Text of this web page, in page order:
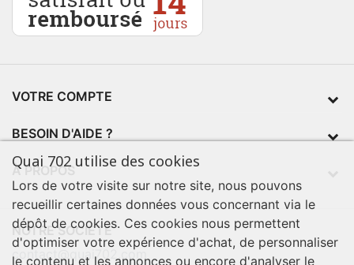
VOTRE COMPTE
BESOIN D'AIDE ?
À PROPOS
NOTRE SOCIÉTÉ
contact@quai702.com
Quai 702 utilise des cookies
Lors de votre visite sur notre site, nous pouvons
recueillir certaines données vous concernant via le
dépôt de cookies. Ces cookies nous permettent
d'optimiser votre expérience d'achat, de personnaliser
le contenu et les annonces ou encore d'analyser le